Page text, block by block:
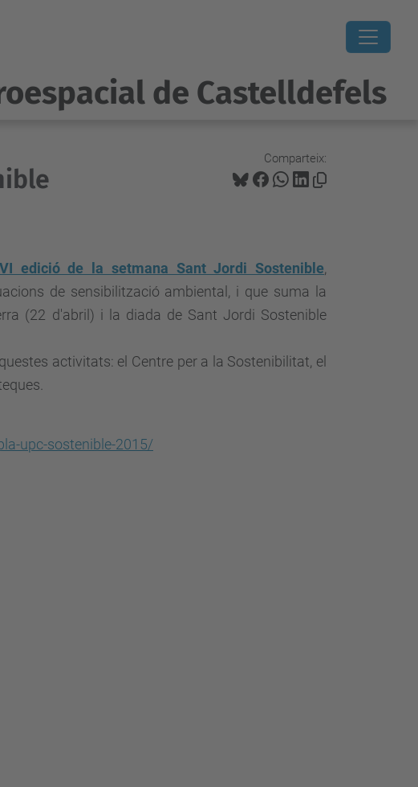
de Castelldefels
Comparteix:
VI edició de la setmana Sant Jordi Sostenible,
de sensibilització ambiental, i que suma la
(22 d'abril) i la diada de Sant Jordi Sostenible
activitats: el Centre per a la Sostenibilitat, el
upc-sostenible-2015/